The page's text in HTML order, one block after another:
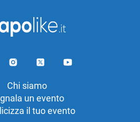
Chi siamo
un evento
il tuo evento